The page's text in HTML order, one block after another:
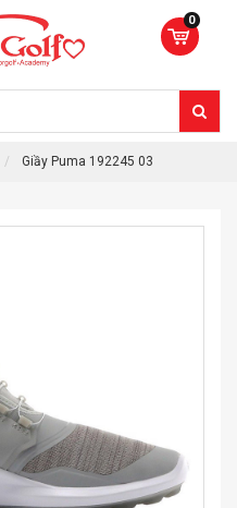
0
Giầy Puma 192245 03